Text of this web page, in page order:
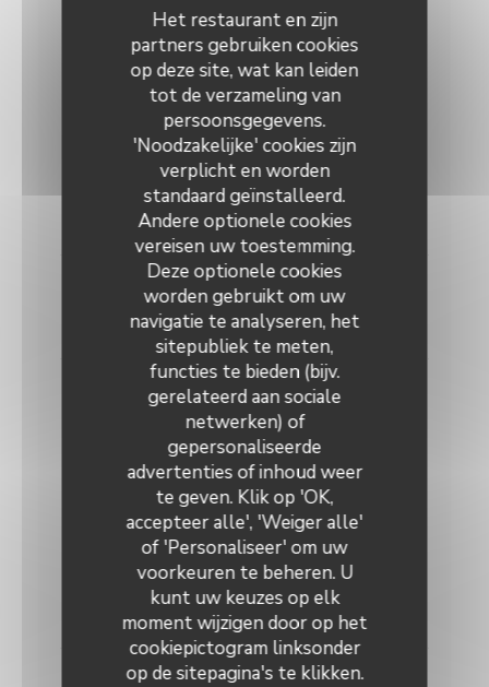
Het restaurant en zijn
partners gebruiken cookies
op deze site, wat kan leiden
tot de verzameling van
persoonsgegevens.
'Noodzakelijke' cookies zijn
verplicht en worden
standaard geïnstalleerd.
Andere optionele cookies
vereisen uw toestemming.
Deze optionele cookies
worden gebruikt om uw
navigatie te analyseren, het
sitepubliek te meten,
functies te bieden (bijv.
gerelateerd aan sociale
netwerken) of
gepersonaliseerde
advertenties of inhoud weer
te geven. Klik op 'OK,
accepteer alle', 'Weiger alle'
of 'Personaliseer' om uw
voorkeuren te beheren. U
kunt uw keuzes op elk
moment wijzigen door op het
cookiepictogram linksonder
op de sitepagina's te klikken.
Plat - dessert
32,00 EUR
Entrées
15,00 EUR
Rilette de saumon et saumon fumé, crème de
wasabi et salade jeunes pousses.
15,00 EUR
Asperges vertes, vinaigrette, anchois marinés et
petits légumes.
15,00 EUR
Ravioles à la truffe gratinées au parmesan et
magret fumé.
15,00 EUR
Plats
25,00 EUR
Filet de dorade royale au coulis de basilic, légumes
verts et pomme vapeur.
25,00 EUR
Pièce de Bœuf à la brisure de morilles, poêlons de
L'Ecaille